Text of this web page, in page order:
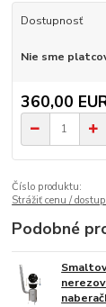
Dostupnosť
Nie sme
360,00
Číslo produktu:
Strážiť cenu /
Podobné